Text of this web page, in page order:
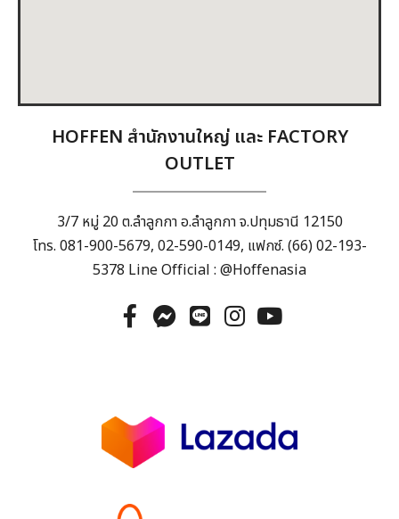
HOFFEN สำนักงานใหญ่ และ FACTORY
OUTLET
3/7 หมู่ 20 ต.ลำลูกกา อ.ลำลูกกา จ.ปทุมธานี 12150
โทร. 081-900-5679, 02-590-0149, แฟกซ์. (66) 02-193-
5378 Line Official : @Hoffenasia